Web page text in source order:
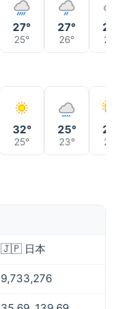
27°
25°
27°
26° 24°
32°
25°
25°
23° 23°
🇯🇵 日本
9,733,276